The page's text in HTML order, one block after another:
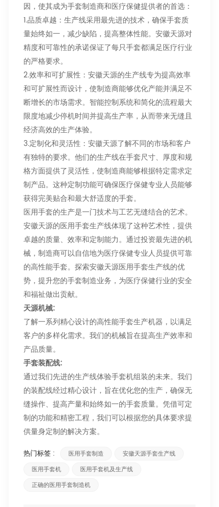
因，使其成为手套制造商和医疗保健提供者的首选：
1.品质卓越：生产线采用最先进的技术，确保手套质
量始终如一，减少缺陷，提高整体性能。安徽天源对
精度和可靠性的承诺保证了每只手套都满足医疗行业
的严格要求。
2.效率和可扩展性：安徽天源的生产线专为提高效率
和可扩展性而设计，使制造商能够优化产能并满足不
断增长的市场需求。智能控制系统和简化的流程最大
限度地减少停机时间并提高生产率，从而带来无缝且
经济高效的生产体验。
3.定制化和灵活性：安徽天源了解不同的市场和客户
有独特的要求。他们的生产线在手套尺寸、厚度和规
格方面提供了灵活性，使制造商能够根据特定需求定
制产品。这种定制功能可确保医疗保健专业人员能够
获得完美贴合和最大舒适度的手套。
医用手套的生产是一门技术与工艺无缝结合的艺术。
安徽天源的医用手套生产线体现了这种艺术性，提供
卓越的质量、效率和定制能力。通过投资最先进的机
械，制造商可以自信地为医疗保健专业人员提供可靠
的高性能手套。探索安徽天源医用手套生产线的优
势，提升您的手套制造业务，为医疗保健行业的安全
和福祉做出贡献。
天源机械:
了解一系列精心设计的高性能手套生产机器，以满足
客户的多样化需求。我们的机械旨在提高生产效率和
产品质量。
手套装配线:
通过我们先进的生产线体验手套机组装的未来。我们
的装配线经过精心设计，旨在优化您的生产，确保无
缝操作、提高产量和始终如一的手套质量。凭借可定
制的功能和精密工程，我们可以根据您的具体要求提
供量身定制的解决方案。
热门标签 : 医用手套制造 安徽天源手套生产线
医用手套机 医用手套机及生产线
正确的医用手套制造机